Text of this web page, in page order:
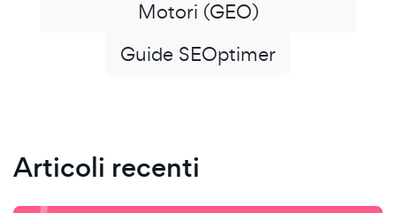
Motori (GEO)
Guide SEOptimer
Articoli recenti